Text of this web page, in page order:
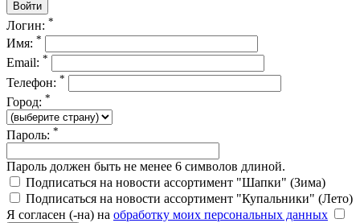
Логин: *
Имя: *
Email: *
Телефон: *
Город: *
Пароль: *
Пароль должен быть не менее 6 символов длиной.
Подписаться на новости ассортимент "Шапки" (Зима)
Подписаться на новости ассортимент "Купальники" (Лето)
Я согласен (-на) на обработку моих персональных данных